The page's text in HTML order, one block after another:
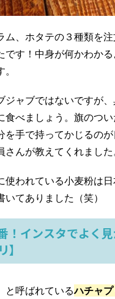
ム、ホタテの３種類を注
です！中身が何かわか
ジャブではないですが
食べましょう。旗のつ
を手で持ってかじるの
んが教えてくれました
使われている小麦粉は
てありました（笑）
！インスタでよく
】
と呼ばれているハチャプ